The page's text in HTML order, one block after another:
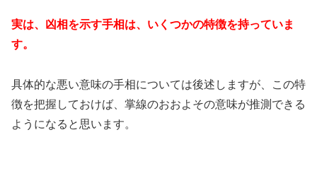
実は、凶相を示す手相は、いくつかの特徴を持っていま
す。
具体的な悪い意味の手相については後述しますが、この特
徴を把握しておけば、掌線のおおよその意味が推測できる
ようになると思います。